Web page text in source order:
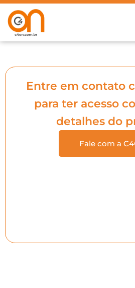
Entre em contato
para ter acesso
detalhes do
Fale com a